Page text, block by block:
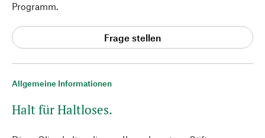
Allgemeine Informationen
Halt für Haltloses.
Programm.
Frage stellen